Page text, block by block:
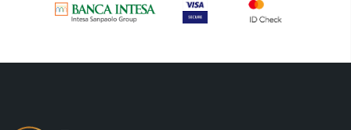
Putni program (47)
Šminka (187)